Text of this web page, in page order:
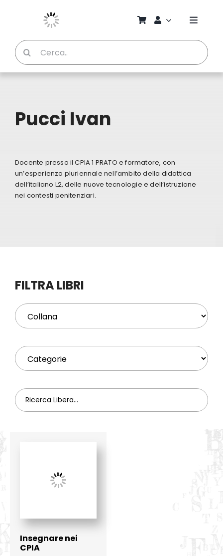
Toggle
Chi
Profilo
Cerca
per:
Pucci Ivan
Docente presso il CPIA 1 PRATO e formatore, con
un’esperienza pluriennale nell’ambito della didattica
dell’italiano L2, delle nuove tecnologie e dell’istruzione
nei contesti penitenziari.
FILTRA LIBRI
Insegnare nei
CPIA